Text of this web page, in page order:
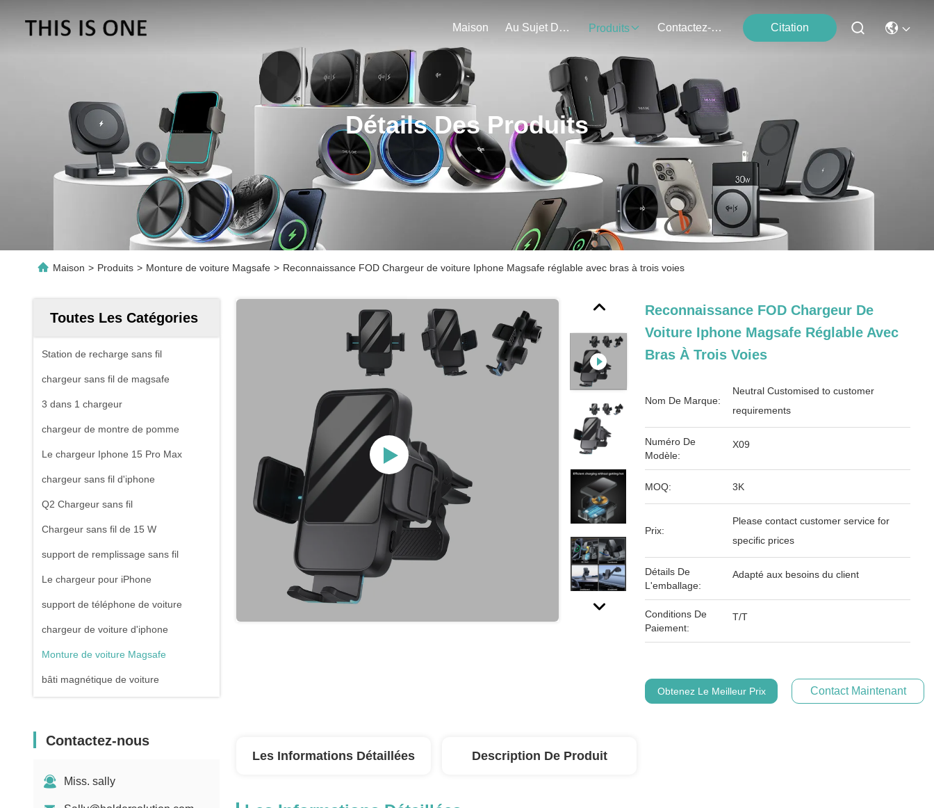
Maison Au Sujet De Nous Produits Contactez-Nous Citation
Détails Des Produits
Maison > Produits > Monture de voiture Magsafe > Reconnaissance FOD Chargeur de voiture Iphone Magsafe réglable avec bras à trois voies
Toutes Les Catégories
Station de recharge sans fil
chargeur sans fil de magsafe
3 dans 1 chargeur
chargeur de montre de pomme
Le chargeur Iphone 15 Pro Max
chargeur sans fil d'iphone
Q2 Chargeur sans fil
Chargeur sans fil de 15 W
support de remplissage sans fil
Le chargeur pour iPhone
support de téléphone de voiture
chargeur de voiture d'iphone
Monture de voiture Magsafe
bâti magnétique de voiture
Contactez-nous
Miss. sally
Reconnaissance FOD Chargeur De
Voiture Iphone Magsafe Réglable Avec
Bras À Trois Voies
Nom De Marque:
Neutral Customised to customer
requirements
Numéro De
Modèle:
X09
MOQ: 3K
Prix:
Please contact customer service for
specific prices
Détails De
L'emballage:
Adapté aux besoins du client
Conditions De
Paiement:
T/T
Obtenez Le Meilleur Prix Contact Maintenant
Les Informations Détaillées Description De Produit